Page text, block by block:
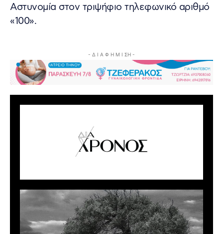
Αστυνομία στον τριψήφιο τηλεφωνικό αριθμό
«100».
- Δ Ι Α Φ Η Μ Ι ΣΗ -